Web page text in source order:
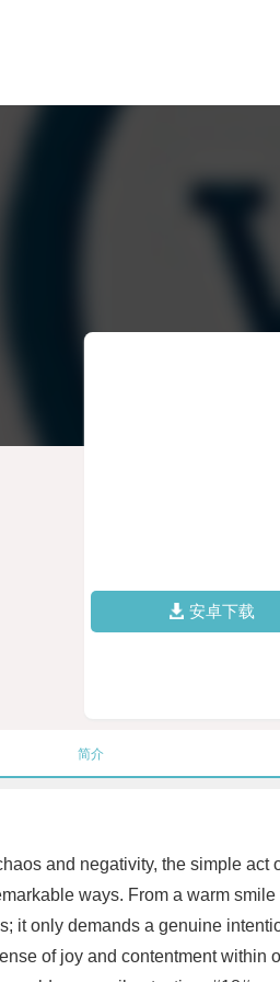
安卓下载
简介
and negativity, the simple
ways. From a warm
it only demands a genuine
of joy and contentment